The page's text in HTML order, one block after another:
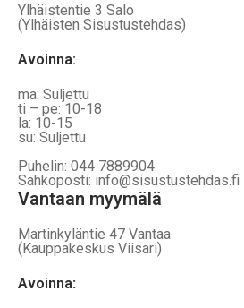
Ylhäistentie 3 Salo
(Ylhäisten Sisustustehdas)
Avoinna:
ma: Suljettu
ti – pe: 10-18
la: 10-15
su: Suljettu
Puhelin: 044 7889904
Sähköposti: info@sisustustehdas.fi
Vantaan myymälä
Martinkyläntie 47 Vantaa
(Kauppakeskus Viisari)
Avoinna: